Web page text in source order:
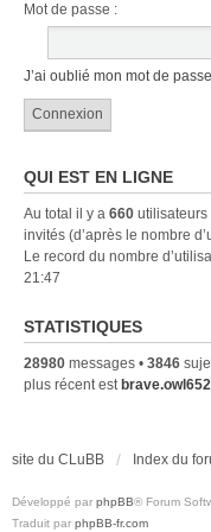
Mot de passe :
J’ai oublié mon mot de passe
QUI EST EN LIGNE
Au total il y a 660 utilisateurs
invités (d’après le nombre
Le record du nombre
21:47
STATISTIQUES
28980 messages • 3846
plus récent estbrave.owl652
site du CLuBB Index du
Développé par phpBB® Forum
Traduit par phpBB-fr.com